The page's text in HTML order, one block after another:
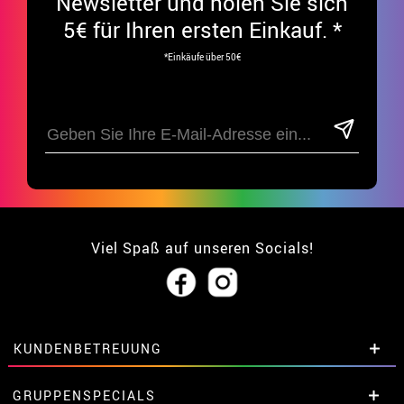
5€ für Ihren ersten Einkauf. *
*Einkäufe über 50€
Viel Spaß auf unseren Socials!
KUNDENBETREUUNG
• Über uns
GRUPPENSPECIALS